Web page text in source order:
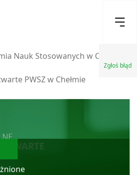
Zgłoś błąd
Nauk Stosowanych w Chełmie
PWSZ w Chełmie